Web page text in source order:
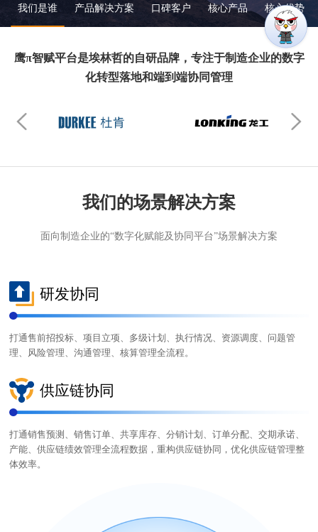
我们是谁 产品解决方案 口碑客户 核心产品 核心优势
鹰π智赋平台是埃林哲的自研品牌，专注于制造企业的数字
化转型落地和端到端协同管理
我们的场景解决方案
面向制造企业的“数字化赋能及协同平台”场景解决方案
研发协同
打通售前招投标、项目立项、多级计划、执行情况、资源调度、问题管
理、风险管理、沟通管理、核算管理全流程。
供应链协同
打通销售预测、销售订单、共享库存、分销计划、订单分配、交期承诺、
产能、供应链绩效管理全流程数据，重构供应链协同，优化供应链管理整
体效率。